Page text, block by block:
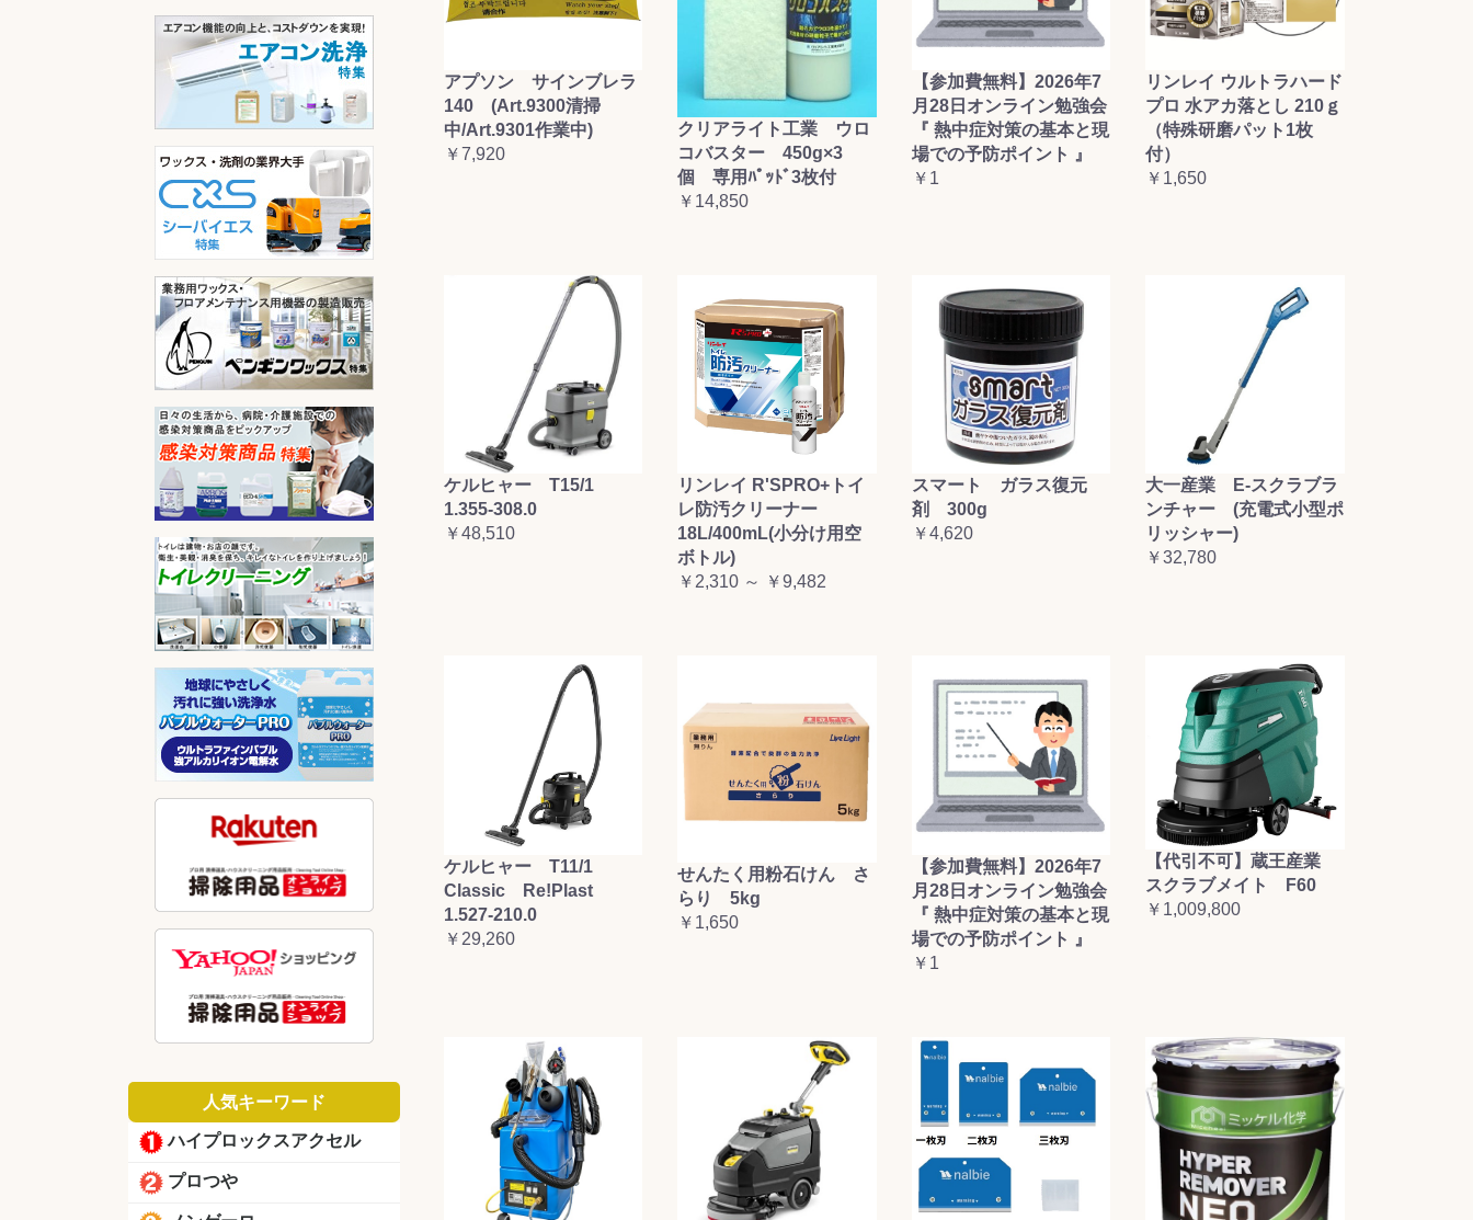
人気キーワード
ハイプロックスアクセル
プロつや
お買い物を続ける カートへ進む
アプソン サインブレラ
140 (Art.9300清掃
中/Art.9301作業中)
￥7,920
クリアライト工業 ウロ
コバスター 450g×3
個 専用ﾊﾟｯﾄﾞ3枚付
￥14,850
【参加費無料】2026年7
月28日オンライン勉強会
『 熱中症対策の基本と現
場での予防ポイント 』
￥1
リンレイ ウルトラハード
プロ 水アカ落とし 210ｇ
（特殊研磨パット1枚
付）
￥1,650
ケルヒャー T15/1
1.355-308.0
￥48,510
リンレイ R'SPRO+トイ
レ防汚クリーナー
18L/400mL(小分け用空
ボトル)
￥2,310 ～ ￥9,482
スマート ガラス復元
剤 300g
￥4,620
大一産業 E-スクラブラ
ンチャー (充電式小型ポ
リッシャー)
￥32,780
ケルヒャー T11/1
Classic Re!Plast
1.527-210.0
￥29,260
せんたく用粉石けん さ
らり 5kg
￥1,650
【参加費無料】2026年7
月28日オンライン勉強会
『 熱中症対策の基本と現
場での予防ポイント 』
￥1
【代引不可】蔵王産業
スクラブメイト F60
￥1,009,800